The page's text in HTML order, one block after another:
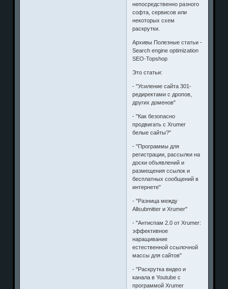
непосредственно разного
софта, сервисов или
некоторых схем
раскрутки.
Архивы Полезные статьи -
Search engine optimization
SEO-Topshop
Это статьи:
- "Усиление сайта 301-
редиректами с дропов,
других доменов"
- "Как безопасно
продвигать с Xrumer
белые сайты?"
- "Программы для
регистрации, рассылки на
доски объявлений и
размещения ссылок и
бесплатных сообщений в
интернете"
- "Разница между
Allsubmitter и Xrumer"
- "Антиспам 2.0 от Xrumer:
эффективное
наращивание
естественной ссылочной
массы для сайтов"
- "Раскрутка видео и
канала в Youtube с
программой Xrumer